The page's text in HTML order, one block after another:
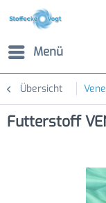
Menü
Übersicht
Futterstoff